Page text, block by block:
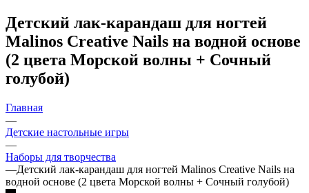
Детский лак-карандаш для ногтей
Malinos Creative Nails на водной основе
(2 цвета Морской волны + Сочный
голубой)
Главная
—
Детские настольные игры
—
Наборы для творчества
—Детский лак-карандаш для ногтей Malinos Creative Nails на
водной основе (2 цвета Морской волны + Сочный голубой)